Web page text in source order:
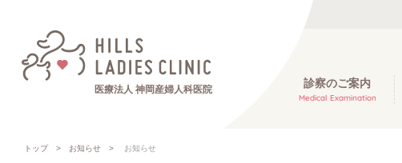
医療法人 神岡産婦人科医院
診察のご案内
Medical Examination
トップ お知らせ お知らせ